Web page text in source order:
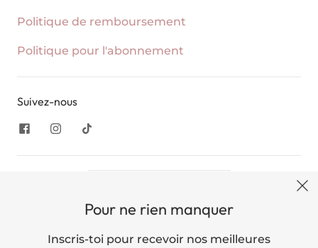
Politique de remboursement
Politique pour l'abonnement
Suivez-nous
English
Pour ne rien manquer
Inscris-toi pour recevoir nos meilleures